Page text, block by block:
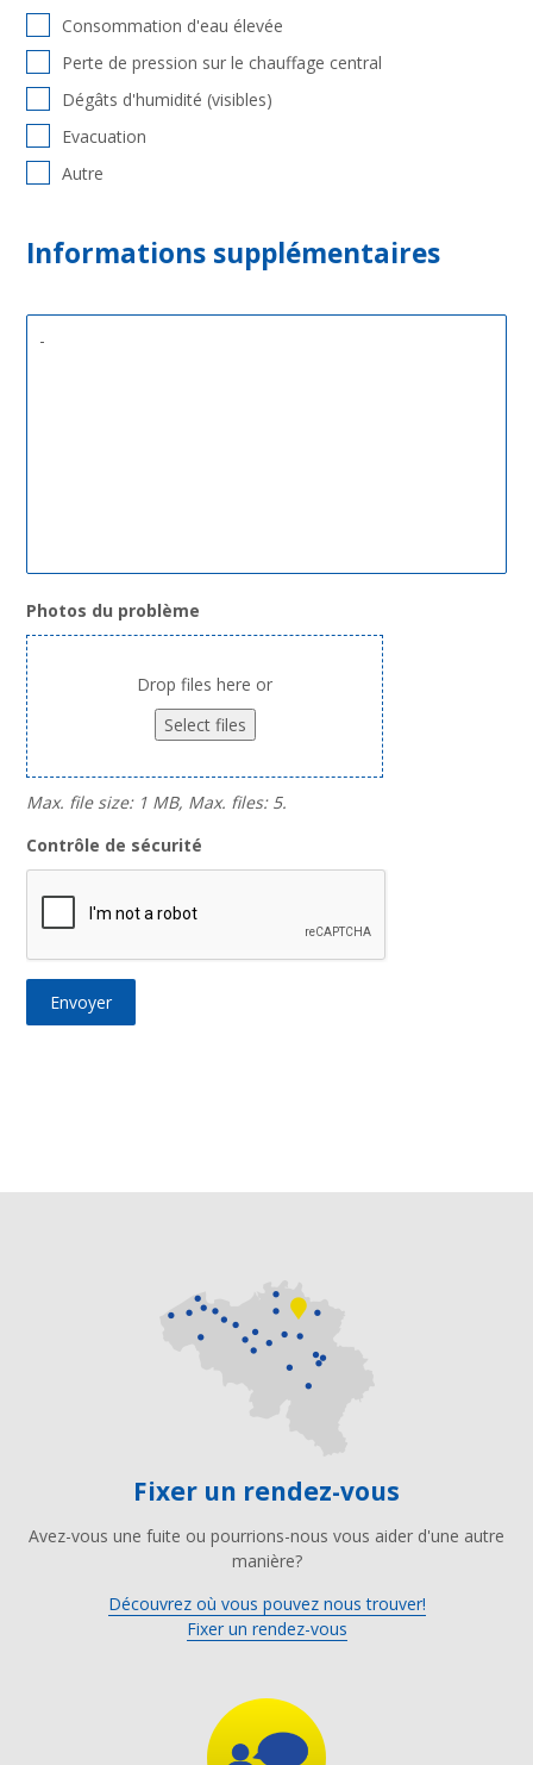
Consommation d'eau élevée
Perte de pression sur le chauffage central
Dégâts d'humidité (visibles)
Evacuation
Autre
Informations supplémentaires
Photos du problème
Drop files here or
Select files
Max. file size: 1 MB, Max. files: 5.
Contrôle de sécurité
Fixer un rendez-vous
Avez-vous une fuite ou pourrions-nous vous aider d'une autre
manière?
Découvrez où vous pouvez nous trouver!
Fixer un rendez-vous